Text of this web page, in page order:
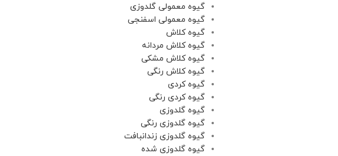
گیوه معمولی گلدوزی
گیوه معمولی اسفنجی
گیوه کلاش
گیوه کلاش مردانه
گیوه کلاش مشکی
گیوه کلاش رنگی
گیوه کردی
گیوه کردی رنگی
گیوه گلدوزی
گیوه گلدوزی رنگی
گیوه گلدوزی زندانبافت
گیوه گلدوزی شده